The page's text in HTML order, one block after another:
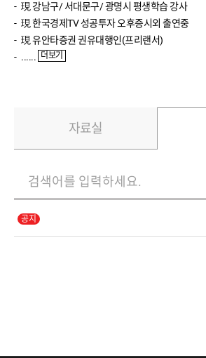
신성호(ETF입문)
이진우(환율)
現강남구/서대문구/광명시평생학습강사
現한국경제TV성공투자오후증시외출연중
現유안타증권권유대행인(프리랜서)
...... 더보기
자료실